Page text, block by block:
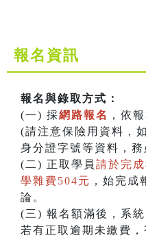
報名資訊
報名與錄取方式：
(一) 採網路報名
，依
(請注意保險用資料，
身分證字號等資料，
(二) 正取學員 請於完
學雜費504元 ，始完成
論。
(三) 報名額滿後，系
若有正取逾期未繳費